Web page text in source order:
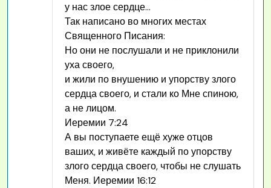
у нас злое сердце…
Так написано во многих местах
Священного Писания:
Но они не послушали и не приклонили
уха своего,
и жили по внушению и упорству злого
сердца своего, и стали ко Мне спиною,
а не лицом.
Иеремии 7:24
А вы поступаете ещё хуже отцов
ваших, и живёте каждый по упорству
злого сердца своего, чтобы не слушать
Меня. Иеремии 16:12